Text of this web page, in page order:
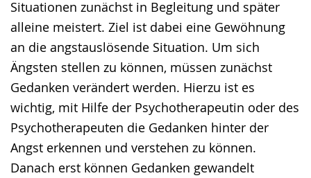
Situationen zunächst in Begleitung und später
alleine meistert. Ziel ist dabei eine Gewöhnung
an die angstauslösende Situation. Um sich
Ängsten stellen zu können, müssen zunächst
Gedanken verändert werden. Hierzu ist es
wichtig, mit Hilfe der Psychotherapeutin oder des
Psychotherapeuten die Gedanken hinter der
Angst erkennen und verstehen zu können.
Danach erst können Gedanken gewandelt